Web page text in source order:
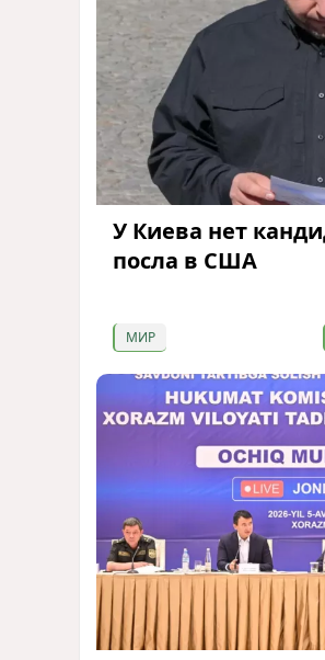
У Киева нет
посла в США
МИР